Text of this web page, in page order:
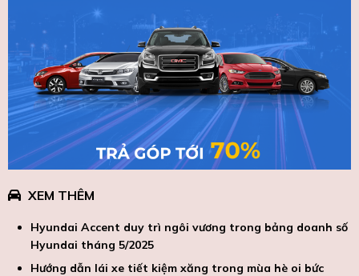
XEM THÊM
Hyundai Accent duy trì ngôi vương trong bảng doanh số
Hyundai tháng 5/2025
Hướng dẫn lái xe tiết kiệm xăng trong mùa hè oi bức